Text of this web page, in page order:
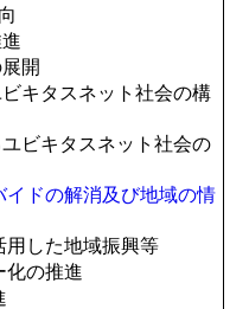
開
キタスネット社会の構
ビキタスネット社会の
ドの解消及び地域の情
した地域振興等
の推進